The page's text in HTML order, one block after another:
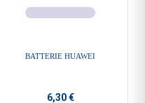
BATTERIE HUAWEI
6,30 €